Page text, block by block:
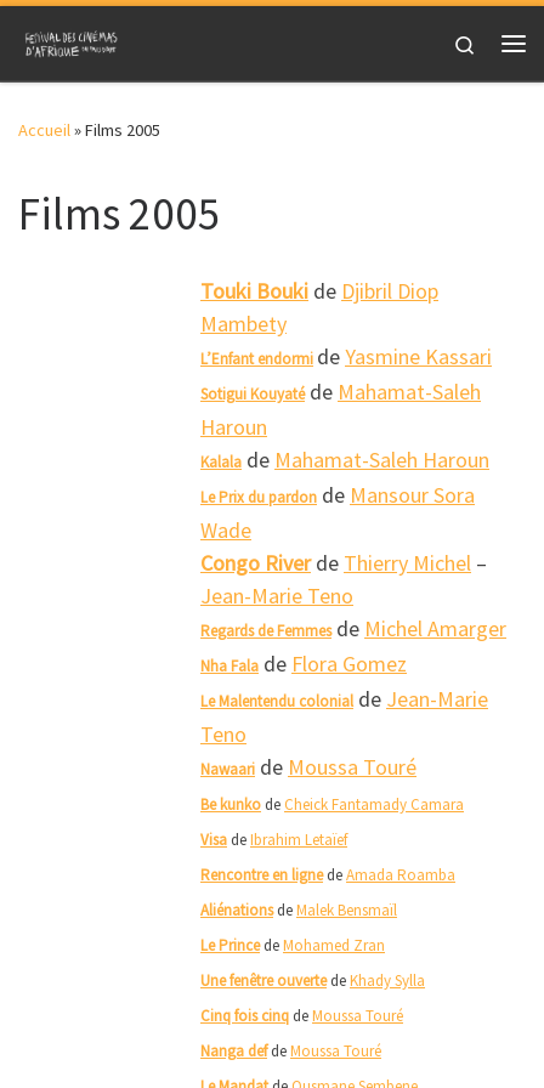
Skip to content
Search
Accueil»Films 2005
Films 2005
Touki Bouki de Djibril Diop
Mambety
L’Enfant endormi deYasmine Kassari
Sotigui Kouyatéde Mahamat-Saleh
Haroun
Kalala de Mahamat-Saleh Haroun
Le Prix du pardon de Mansour Sora
Wade
Congo Riverde Thierry Michel –
Jean-Marie Teno
Regards de Femmesde Michel Amarger
Nha Fala de Flora Gomez
Le Malentendu colonial de Jean-Marie
Teno
Nawaari de Moussa Touré
Be kunko de Cheick Fantamady Camara
Visa deIbrahim Letaïef
Rencontre en lignedeAmada Roamba
Aliénations deMalek Bensmaïl
Le Prince deMohamed Zran
Une fenêtre ouvertedeKhady Sylla
Cinq fois cinq deMoussa Touré
Nanga def deMoussa Touré